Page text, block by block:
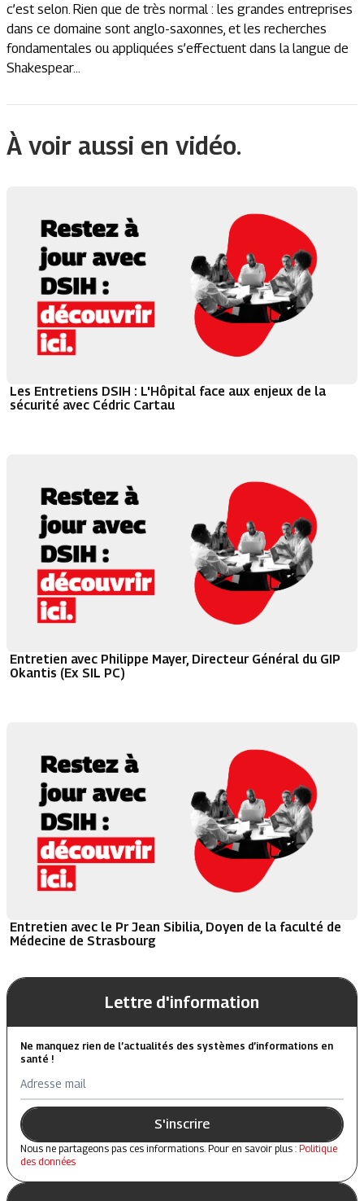
c’est selon. Rien que de très normal : les grandes entreprises
dans ce domaine sont anglo-saxonnes, et les recherches
fondamentales ou appliquées s’effectuent dans la langue de
Shakespear...
À voir aussi en vidéo.
Les Entretiens DSIH : L'Hôpital face aux enjeux de la
sécurité avec Cédric Cartau
Entretien avec Philippe Mayer, Directeur Général du GIP
Okantis (Ex SIL PC)
Entretien avec le Pr Jean Sibilia, Doyen de la faculté de
Médecine de Strasbourg
Lettre d'information
Ne manquez rien de l’actualités des systèmes d’informations en
santé !
Adresse mail
S'inscrire
Nous ne partageons pas ces informations. Pour en savoir plus : Politique
des données